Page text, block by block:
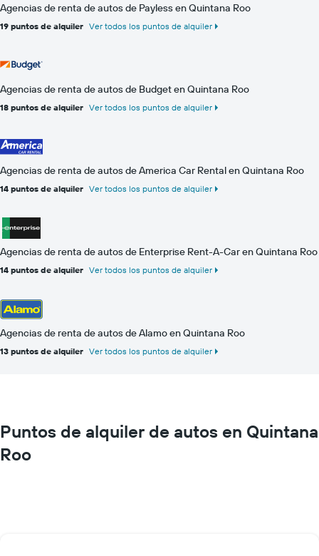
Agencias de renta de autos de Payless en Quintana Roo
19 puntos de alquiler Ver todos los puntos de alquiler
Agencias de renta de autos de Budget en Quintana Roo
18 puntos de alquiler Ver todos los puntos de alquiler
Agencias de renta de autos de America Car Rental en Quintana Roo
14 puntos de alquiler Ver todos los puntos de alquiler
Agencias de renta de autos de Enterprise Rent-A-Car en Quintana Roo
14 puntos de alquiler Ver todos los puntos de alquiler
Agencias de renta de autos de Alamo en Quintana Roo
13 puntos de alquiler Ver todos los puntos de alquiler
Puntos de alquiler de autos en Quintana
Roo